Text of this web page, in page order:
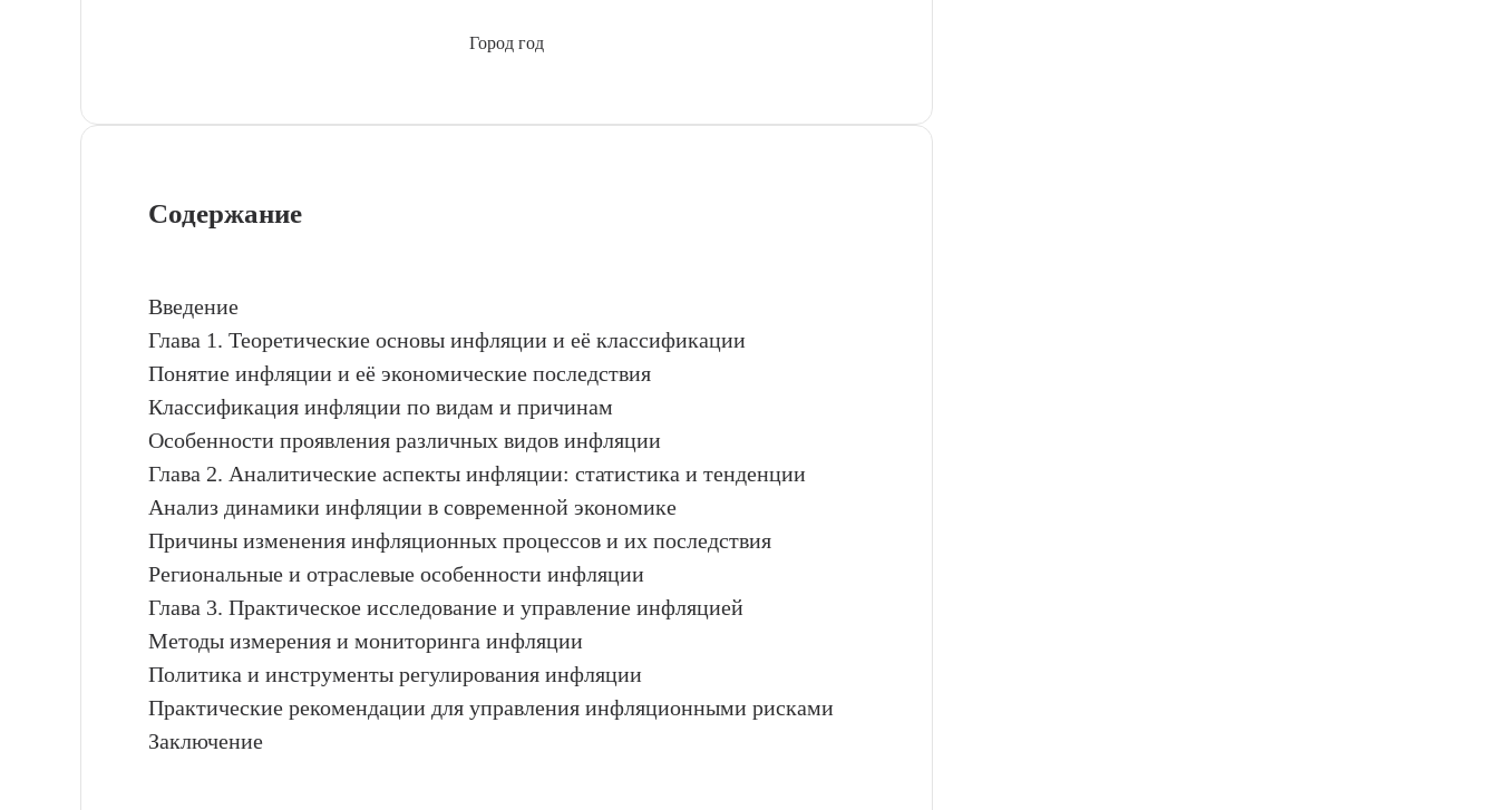
Город год
Содержание
Введение
Глава 1. Теоретические основы инфляции и её классификации
Понятие инфляции и её экономические последствия
Классификация инфляции по видам и причинам
Особенности проявления различных видов инфляции
Глава 2. Аналитические аспекты инфляции: статистика и тенденции
Анализ динамики инфляции в современной экономике
Причины изменения инфляционных процессов и их последствия
Региональные и отраслевые особенности инфляции
Глава 3. Практическое исследование и управление инфляцией
Методы измерения и мониторинга инфляции
Политика и инструменты регулирования инфляции
Практические рекомендации для управления инфляционными рисками
Заключение